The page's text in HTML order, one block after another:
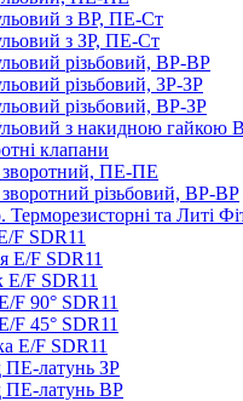
з ВР, ПЕ-Ст
з ЗР, ПЕ-Ст
різьбовий, ВР-ВР
різьбовий, ЗР-ЗР
різьбовий, ВР-ЗР
з накидною гайкою
клапани
ПЕ-ПЕ
різьбовий, ВР-ВР
Терморезисторні та Литі
F SDR11
E/F SDR11
E/F SDR11
F 90° SDR11
F 45° SDR11
E/F SDR11
ПЕ-латунь ЗР
ПЕ-латунь ВР